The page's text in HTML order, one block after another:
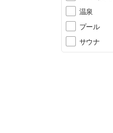
温泉
プール
サウナ